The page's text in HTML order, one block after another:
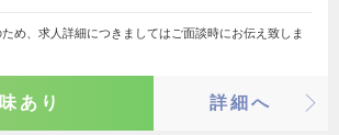
め、求人詳細につきましてはご面談時にお伝え致しま
あり 詳細へ